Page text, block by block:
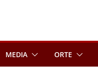
MEDIA ORTE